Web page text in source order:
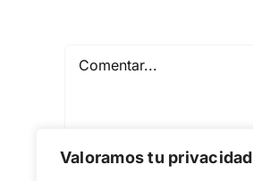
Valoramos tu privacidad
Comentar